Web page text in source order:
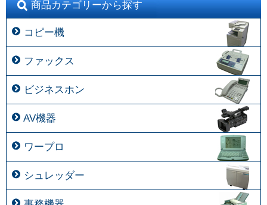
商品カテゴリーから探す
コピー機
ファックス
ビジネスホン
AV機器
ワープロ
シュレッダー